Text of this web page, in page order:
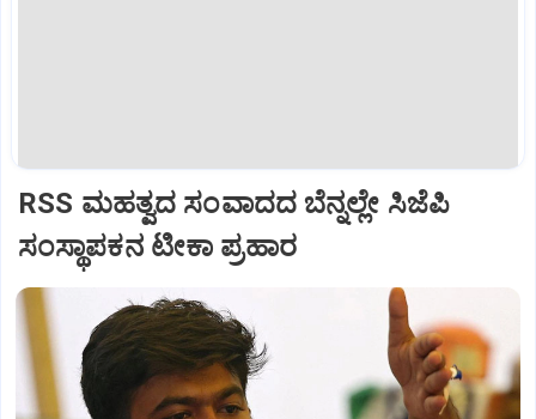
RSS ಮಹತ್ವದ ಸಂವಾದದ ಬೆನ್ನಲ್ಲೇ ಸಿಜೆಪಿ
ಸಂಸ್ಥಾಪಕನ ಟೀಕಾ ಪ್ರಹಾರ